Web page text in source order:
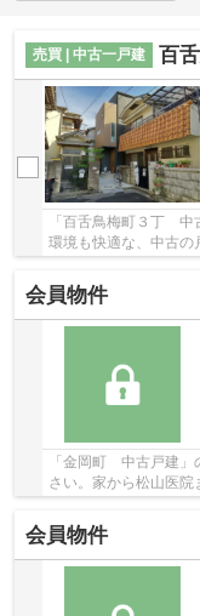
売買 | 中古一戸建 百
「百舌鳥梅町３丁 中
環境も快適な、中古の
会員物件
「金岡町 中古戸建」
さい。家から松山医
会員物件